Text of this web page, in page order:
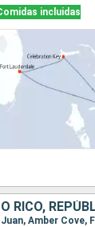
incluidas
RICO,
Amber Cove,